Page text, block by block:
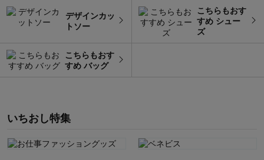
デザインカッ
トソー
こちらもおす
すめ シュー
ズ
こちらもおす
すめ バッグ
いちおし特集